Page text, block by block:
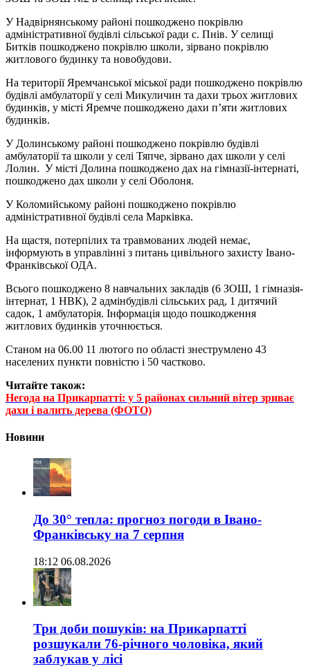
У Надвірнянському районі пошкоджено покрівлю
адміністративної будівлі сільської ради с. Пнів. У селищі
Битків пошкоджено покрівлю школи, зірвано покрівлю
житлового будинку та новобудови.
На території Яремчанської міської ради пошкоджено покрівлю
будівлі амбулаторії у селі Микуличин та дахи трьох житлових
будинків, у місті Яремче пошкоджено дахи п’яти житлових
будинків.
У Долинському районі пошкоджено покрівлю будівлі
амбулаторії та школи у селі Тяпче, зірвано дах школи у селі
Лолин. У місті Долина пошкоджено дах на гімназії-інтернаті,
пошкоджено дах школи у селі Оболоня.
У Коломийському районі пошкоджено покрівлю
адміністративної будівлі села Марківка.
На щастя, потерпілих та травмованих людей немає,
інформують в управлінні з питань цивільного захисту Івано-
Франківської ОДА.
Всього пошкоджено 8 навчальних закладів (6 ЗОШ, 1 гімназія-
інтернат, 1 НВК), 2 адмінбудівлі сільських рад, 1 дитячий
садок, 1 амбулаторія. Інформація щодо пошкодження
житлових будинків уточнюється.
Станом на 06.00 11 лютого по області знеструмлено 43
населених пункти повністю і 50 частково.
Читайте також:
Негода на Прикарпатті: у 5 районах сильний вітер зриває
дахи і валить дерева (ФОТО)
Новини
До 30° тепла: прогноз погоди в Івано-
Франківську на 7 серпня
18:12 06.08.2026
Три доби пошуків: на Прикарпатті
розшукали 76-річного чоловіка, який
заблукав у лісі